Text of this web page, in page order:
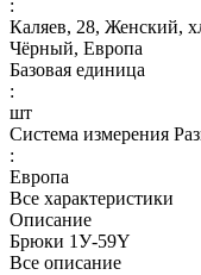
:
Каляев, 28, Женский,
Чёрный, Европа
Базовая единица
:
шт
Система измерения
:
Европа
Все характеристики
Описание
Брюки 1У-59Y
Все описание